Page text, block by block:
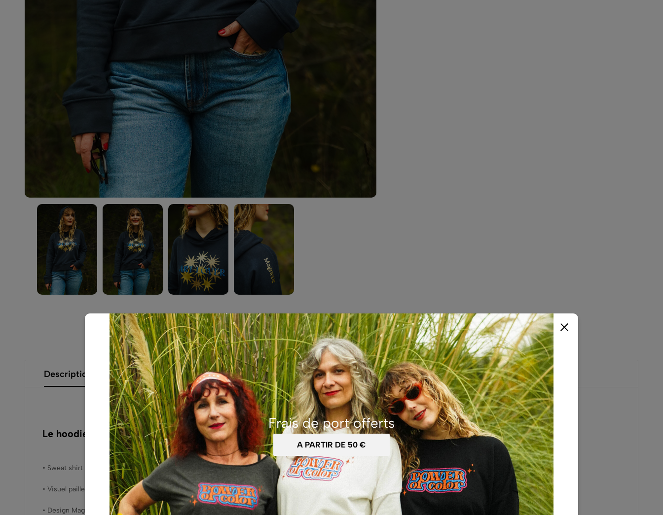
Description Informations complémentaires
Le hoodie qui fait rayonner l’art sous toutes ses formes.
• Sweat shirt à capuche bleu marine – coupe droite loose
• Visuel pailleté et mat, « Art lover », doré, bleu
• Design Magnetic La Crau
Frais de port offerts